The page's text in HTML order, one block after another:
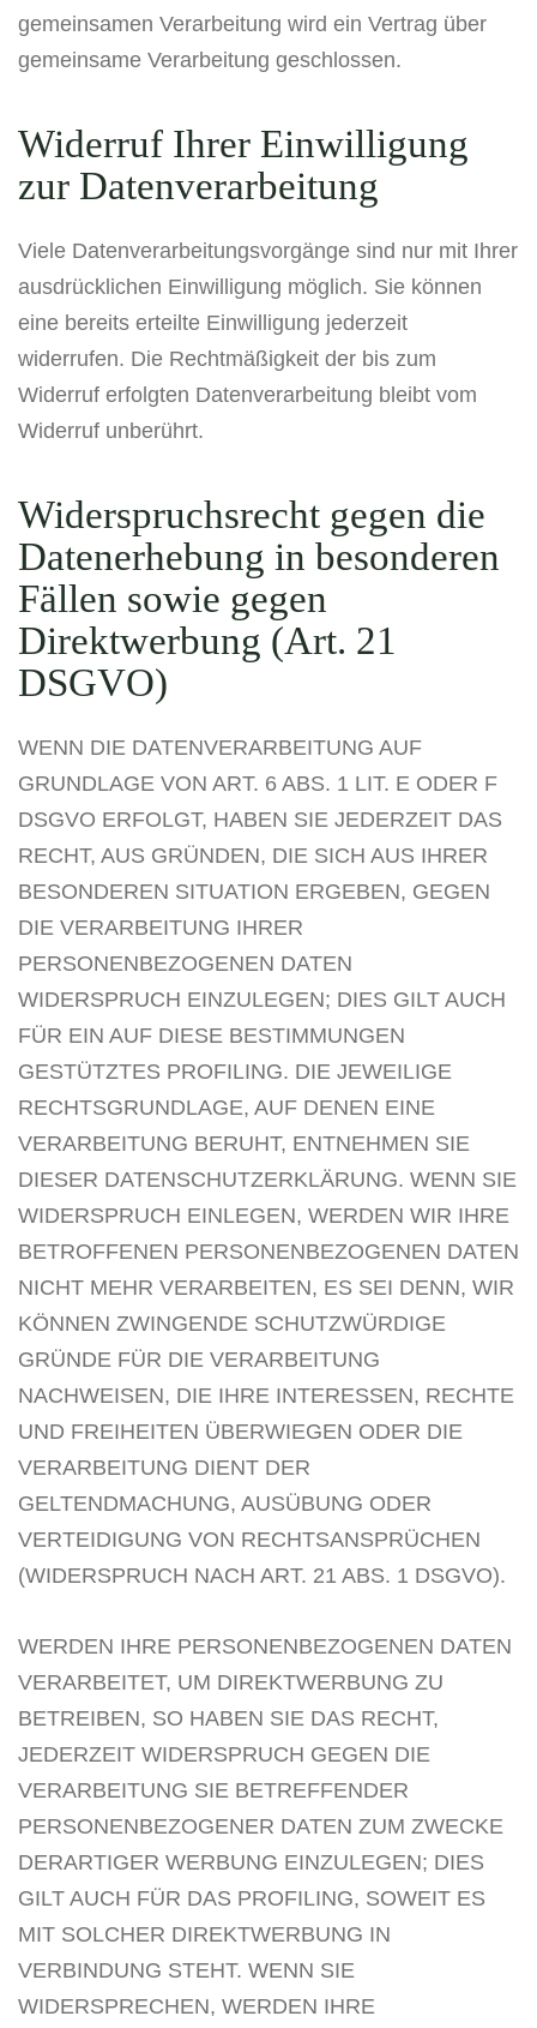
gemeinsamen Verarbeitung wird ein Vertrag über
gemeinsame Verarbeitung geschlossen.
Widerruf Ihrer Einwilligung
zur Datenverarbeitung
Viele Datenverarbeitungsvorgänge sind nur mit Ihrer
ausdrücklichen Einwilligung möglich. Sie können
eine bereits erteilte Einwilligung jederzeit
widerrufen. Die Rechtmäßigkeit der bis zum
Widerruf erfolgten Datenverarbeitung bleibt vom
Widerruf unberührt.
Widerspruchsrecht gegen die
Datenerhebung in besonderen
Fällen sowie gegen
Direktwerbung (Art. 21
DSGVO)
WENN DIE DATENVERARBEITUNG AUF
GRUNDLAGE VON ART. 6 ABS. 1 LIT. E ODER F
DSGVO ERFOLGT, HABEN SIE JEDERZEIT DAS
RECHT, AUS GRÜNDEN, DIE SICH AUS IHRER
BESONDEREN SITUATION ERGEBEN, GEGEN
DIE VERARBEITUNG IHRER
PERSONENBEZOGENEN DATEN
WIDERSPRUCH EINZULEGEN; DIES GILT AUCH
FÜR EIN AUF DIESE BESTIMMUNGEN
GESTÜTZTES PROFILING. DIE JEWEILIGE
RECHTSGRUNDLAGE, AUF DENEN EINE
VERARBEITUNG BERUHT, ENTNEHMEN SIE
DIESER DATENSCHUTZERKLÄRUNG. WENN SIE
WIDERSPRUCH EINLEGEN, WERDEN WIR IHRE
BETROFFENEN PERSONENBEZOGENEN DATEN
NICHT MEHR VERARBEITEN, ES SEI DENN, WIR
KÖNNEN ZWINGENDE SCHUTZWÜRDIGE
GRÜNDE FÜR DIE VERARBEITUNG
NACHWEISEN, DIE IHRE INTERESSEN, RECHTE
UND FREIHEITEN ÜBERWIEGEN ODER DIE
VERARBEITUNG DIENT DER
GELTENDMACHUNG, AUSÜBUNG ODER
VERTEIDIGUNG VON RECHTSANSPRÜCHEN
(WIDERSPRUCH NACH ART. 21 ABS. 1 DSGVO).
WERDEN IHRE PERSONENBEZOGENEN DATEN
VERARBEITET, UM DIREKTWERBUNG ZU
BETREIBEN, SO HABEN SIE DAS RECHT,
JEDERZEIT WIDERSPRUCH GEGEN DIE
VERARBEITUNG SIE BETREFFENDER
PERSONENBEZOGENER DATEN ZUM ZWECKE
DERARTIGER WERBUNG EINZULEGEN; DIES
GILT AUCH FÜR DAS PROFILING, SOWEIT ES
MIT SOLCHER DIREKTWERBUNG IN
VERBINDUNG STEHT. WENN SIE
WIDERSPRECHEN, WERDEN IHRE